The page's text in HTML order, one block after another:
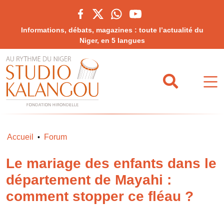
Informations, débats, magazines : toute l’actualité du
Niger, en 5 langues
Accueil • Forum
Le mariage des enfants dans le
département de Mayahi :
comment stopper ce fléau ?